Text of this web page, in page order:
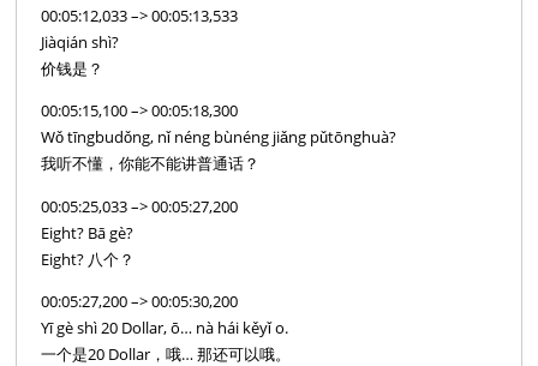
00:05:12,033 –> 00:05:13,533
Jiàqián shì?
价钱是？
00:05:15,100 –> 00:05:18,300
Wǒ tīngbudǒng, nǐ néng bùnéng jiǎng pǔtōnghuà?
我听不懂，你能不能讲普通话？
00:05:25,033 –> 00:05:27,200
Eight? Bā gè?
Eight? 八个？
00:05:27,200 –> 00:05:30,200
Yī gè shì 20 Dollar, ō… nà hái kěyǐ o.
一个是20 Dollar，哦… 那还可以哦。